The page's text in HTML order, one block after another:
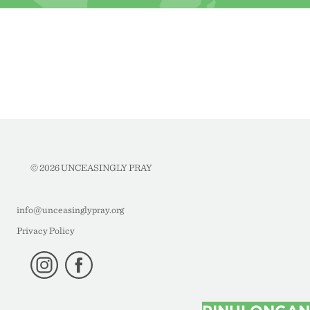
© 2026 UNCEASINGLY PRAY
info@unceasinglypray.org
Privacy Policy